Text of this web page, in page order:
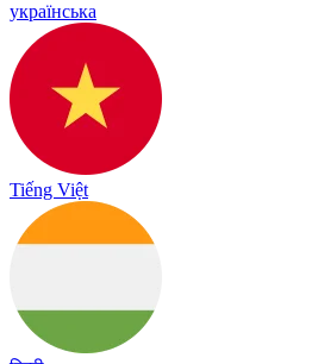
українська
Tiếng Việt